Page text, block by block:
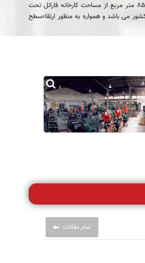
پرسنل رسمی فاراتل، بیش از 150 نفر با تحصیلات لیسانس و فوق لیسانس از فارغ التحصیلان دانشگاههای داخل بوده و متوسط سن پرسنل شرکت 35 سال می باشد.- در حال حاضر 8500 متر مربع از مساحت کارخانه فاراتل تحت
شرکت فاراتل دارای بیش از 81 مرکز خدمات پس از فروش در سراسر کشور می باشد و همواره به منظور ارتقاءسطح
تمام مقالات